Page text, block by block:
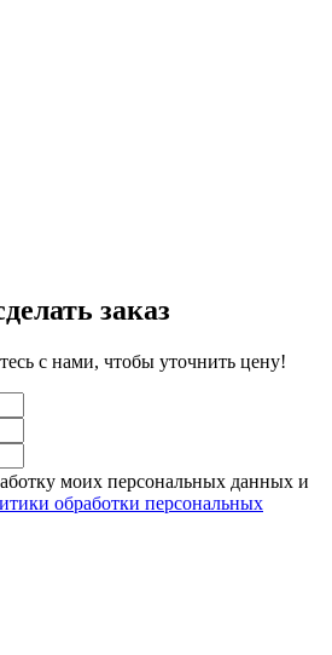
заказ
с нами, чтобы уточнить цену!
моих персональных данных и
обработки персональных